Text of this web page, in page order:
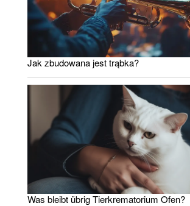
Jak zbudowana jest trąbka?
Was bleibt übrig Tierkrematorium Ofen?